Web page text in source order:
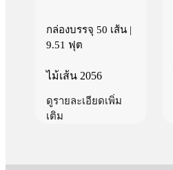
กล่องบรรจุ 50 เส้น |
9.51 ฟุต
ไม้เส้น 2056
ดูรายละเอียดเพิ่ม
เติม